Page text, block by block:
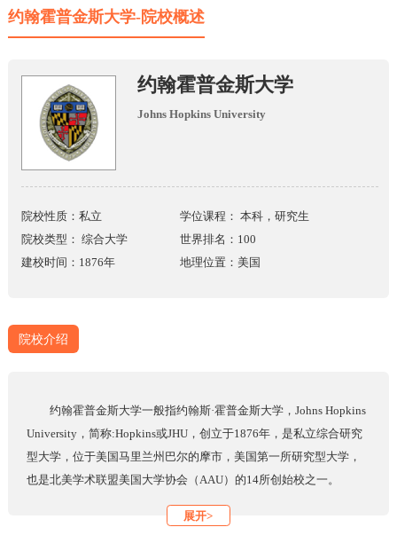
约翰霍普金斯大学-院校概述
约翰霍普金斯大学
Johns Hopkins University
院校性质：私立
学位课程： 本科，研究生
院校类型： 综合大学
世界排名：100
建校时间：1876年
地理位置：美国
院校介绍
约翰霍普金斯大学一般指约翰斯·霍普金斯大学，Johns Hopkins
University，简称:Hopkins或JHU，创立于1876年，是私立综合研究
型大学，位于美国马里兰州巴尔的摩市，美国第一所研究型大学，
也是北美学术联盟美国大学协会（AAU）的14所创始校之一。
美国国家科学基金会连续33年将该校列为全美科研经费开支最
展开>